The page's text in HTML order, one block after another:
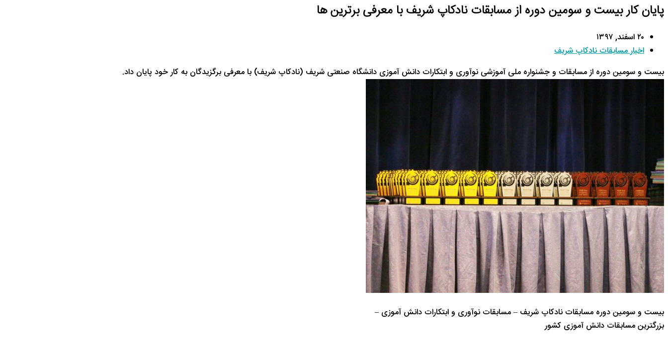
پایان کار بیست و سومین دوره از مسابقات نادکاپ شریف با معرفی برترین ها
۲۰ اسفند, ۱۳۹۷
اخبار مسابقات نادکاپ شریف
بیست و سومین دوره از مسابقات و جشنواره ملی آموزشی نوآوری و ابتکارات دانش آموزی دانشگاه صنعتی شریف (نادکاپ شریف) با معرفی برگزیدگان به کار خود پایان داد.
بیست و سومین دوره مسابقات نادکاپ شریف – مسابقات نوآوری و ابتکارات دانش آموزی –
بزرگترین مسابقات دانش آموزی کشور